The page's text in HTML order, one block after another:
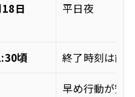
日
平日夜
頃 終了時刻は前
早め行動が安